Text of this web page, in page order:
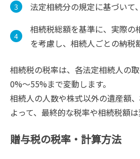
法定相続分の規定に基づいて
相続税総額を基準に、実際の
を考慮し、相続人ごとの納税
相続税の税率は、各法定相続人の
0%〜55%まで変動します。
相続人の人数や株式以外の遺産額
よって、最終的な税率や相続税額は
贈与税の税率・計算方法